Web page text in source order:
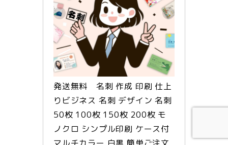
発送無料　名刺 作成 印刷 仕上
りビジネス 名刺 デザイン 名刺
50枚 100枚 150枚 200枚 モ
ノクロ シンプル印刷 ケース付